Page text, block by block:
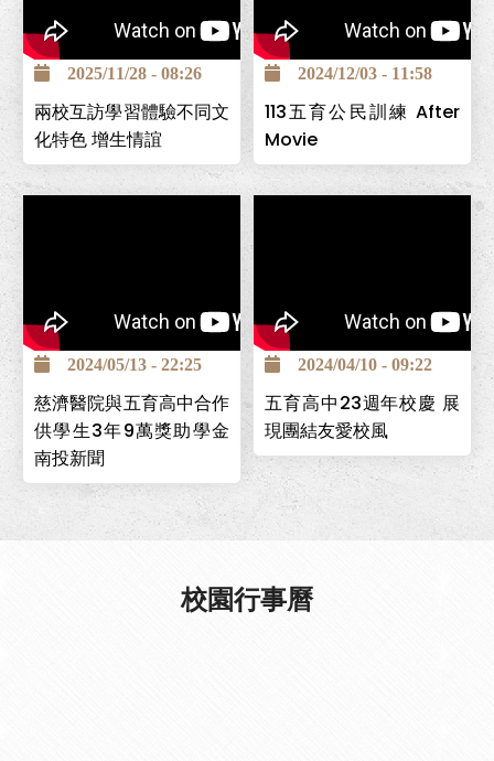
2025/11/28 - 08:26
兩校互訪學習體驗不同文
化特色 增生情誼
2024/12/03 - 11:58
113五育公民訓練 After
Movie
南投巿五育高中為全國第一
個創立的照顧服務科，為讓
學生能安心求學，並保障畢
業後有穩定工作，與台中慈
濟醫院簽署「攜手高昇獎助
學金」計畫，提供學生高中
在校期間3年9萬元，且畢業
後可至台中慈濟醫院工作。
2024/05/13 - 22:25
慈濟醫院與五育高中合作
供學生3年9萬獎助學金
南投新聞
2024/04/10 - 09:22
五育高中23週年校慶 展
現團結友愛校風
校園行事曆